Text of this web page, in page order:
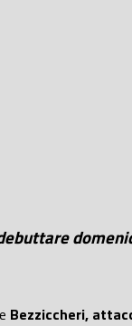
Bezziccheri,